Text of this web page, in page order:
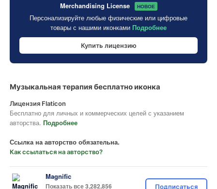
Merchandising License НОВОЕ
Персонализируйте любые физические или цифровые
товары с нашими иконками Подробнее
Купить лицензию
Музыкальная терапия бесплатно иконка
Лицензия Flaticon
Бесплатно для личных и коммерческих целей с указанием
авторства. Подробнее
Ссылка на авторство обязательна.
Как ссылаться на авторство?
Magnific
Показать все 3,282,856
Подписаться